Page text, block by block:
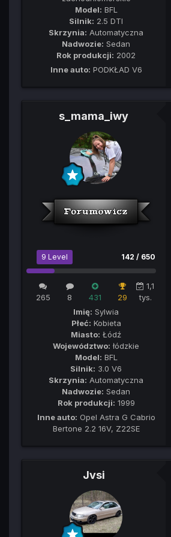
Model: BFL
Silnik: 2.5 DTI
Skrzynia: Automatyczna
Nadwozie: Sedan
Rok produkcji: 2002
Inne auto: PODKŁAD V6
s_mama_iwy
9 Level 142 / 650
265 8 431 29
1,1
tys.
Imię: Sylwia
Płeć: Kobieta
Miasto: Łódź
Województwo: łódzkie
Model: BFL
Silnik: 3.0 V6
Skrzynia: Automatyczna
Nadwozie: Sedan
Rok produkcji: 1999
Inne auto: Opel Astra G Cabrio
Bertone 2.2 16V, Z22SE
Jvsi